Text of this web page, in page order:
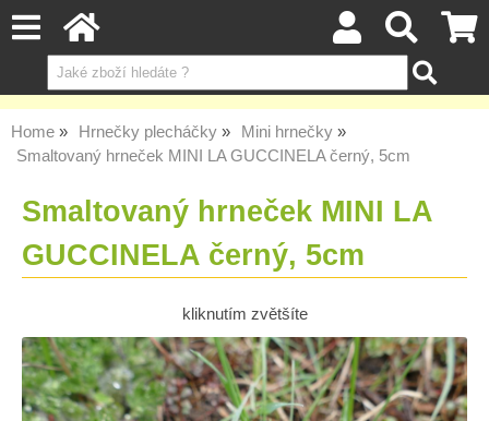
Home Hrnečky plecháčky
Mini hrnečky
Smaltovaný hrneček MINI LA GUCCINELA černý, 5cm
Smaltovaný hrneček MINI LA
GUCCINELA černý, 5cm
kliknutím zvětšíte